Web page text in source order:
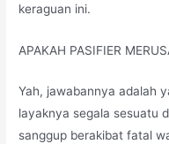
keraguan ini.
APAKAH PASIFIER
Yah, jawabannya adalah
layaknya segala sesuatu
sanggup berakibat fatal